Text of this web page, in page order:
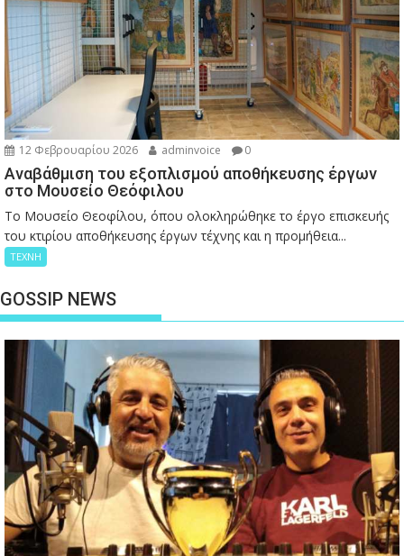
12 Φεβρουαρίου 2026 adminvoice 0
Αναβάθμιση του εξοπλισμού αποθήκευσης έργων
στο Μουσείο Θεόφιλου
Το Μουσείο Θεοφίλου, όπου ολοκληρώθηκε το έργο επισκευής
του κτιρίου αποθήκευσης έργων τέχνης και η προμήθεια...
ΤΕΧΝΗ
GOSSIP NEWS